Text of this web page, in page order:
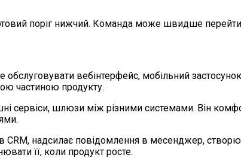
поріг нижчий. Команда може швидше перейти
вебінтерфейс, мобільний застосунок,
частиною продукту.
сервіси, шлюзи між різними системами. Він
надсилає повідомлення в месенджер,
її, коли продукт росте.